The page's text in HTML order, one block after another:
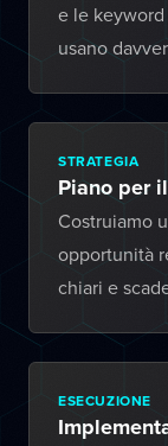
e le
usano
STRATEGIA
Piano per
Costruiamo
opportunità
chiari e
ESECUZIONE